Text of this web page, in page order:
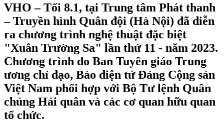
VHO – Tối 8.1, tại Trung tâm Phát thanh
– Truyền hình Quân đội (Hà Nội) đã diễn
ra chương trình nghệ thuật đặc biệt
"Xuân Trường Sa" lần thứ 11 - năm 2023.
Chương trình do Ban Tuyên giáo Trung
ương chỉ đạo, Báo điện tử Đảng Cộng sản
Việt Nam phối hợp với Bộ Tư lệnh Quân
chủng Hải quân và các cơ quan hữu quan
tổ chức.